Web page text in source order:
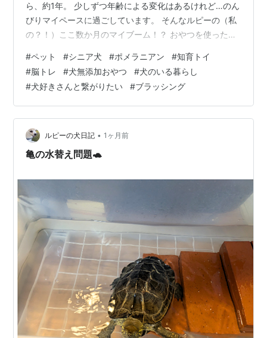
ら、約1年。 少しずつ年齢による変化はあるけれど…のん
びりマイペースに過ごしています。 そんなルピーの（私
の？！）ここ数か月のマイブーム！？ おやつを使った宝
クジャーキー🐟 国産・無添加で原材料は素材のお魚の
み！ 硬さが心配でしたが簡単にポキッと折れるくらい。
かたい物が苦手になってきたルピーでも大丈夫でした。
本当にお魚そのもので、うっかり私も食べちゃいそう🤭
＼18日はお買い得！15％OFF+ポイント4倍／【月間優良
ショップ受賞】犬 お…
#ペット #シニア犬 #ポメラニアン #知育トイ
#脳トレ #犬無添加おやつ #犬のいる暮らし
#犬好きさんと繋がりたい #ブラッシング
ルピーの犬日記 • 1ヶ月前
亀の水替え問題🐢